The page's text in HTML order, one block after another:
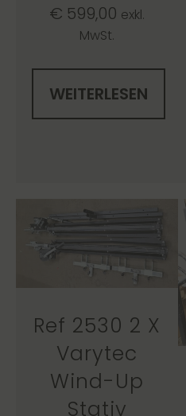
€ 599,00 exkl.
MwSt.
WEITERLESEN
Ref 2530 2 X
Varytec
Wind-Up
Stativ